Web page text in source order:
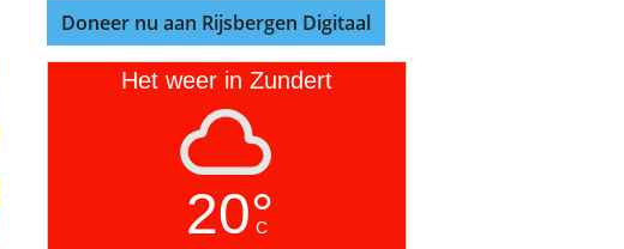
Doneer nu aan Rijsbergen Digitaal
Het weer in Zundert
20°
C